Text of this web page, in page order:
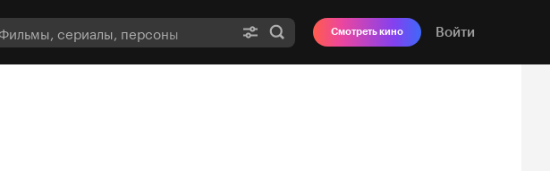
Смотреть кино Войти